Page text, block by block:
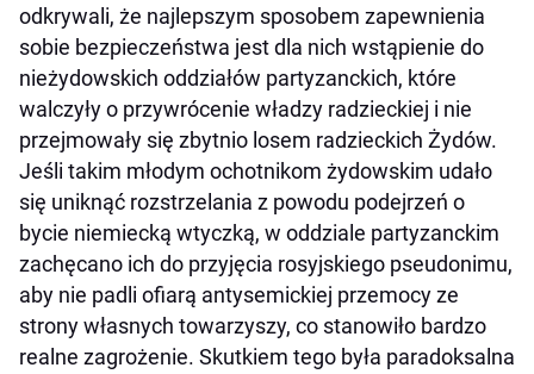
odkrywali, że najlepszym sposobem zapewnienia
sobie bezpieczeństwa jest dla nich wstąpienie do
nieżydowskich oddziałów partyzanckich, które
walczyły o przywrócenie władzy radzieckiej i nie
przejmowały się zbytnio losem radzieckich Żydów.
Jeśli takim młodym ochotnikom żydowskim udało
się uniknąć rozstrzelania z powodu podejrzeń o
bycie niemiecką wtyczką, w oddziale partyzanckim
zachęcano ich do przyjęcia rosyjskiego pseudonimu,
aby nie padli ofiarą antysemickiej przemocy ze
strony własnych towarzyszy, co stanowiło bardzo
realne zagrożenie. Skutkiem tego była paradoksalna